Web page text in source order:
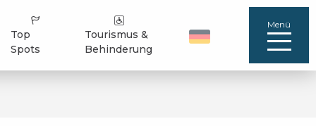
Top
Spots
Tourismus &
Behinderung
Menü